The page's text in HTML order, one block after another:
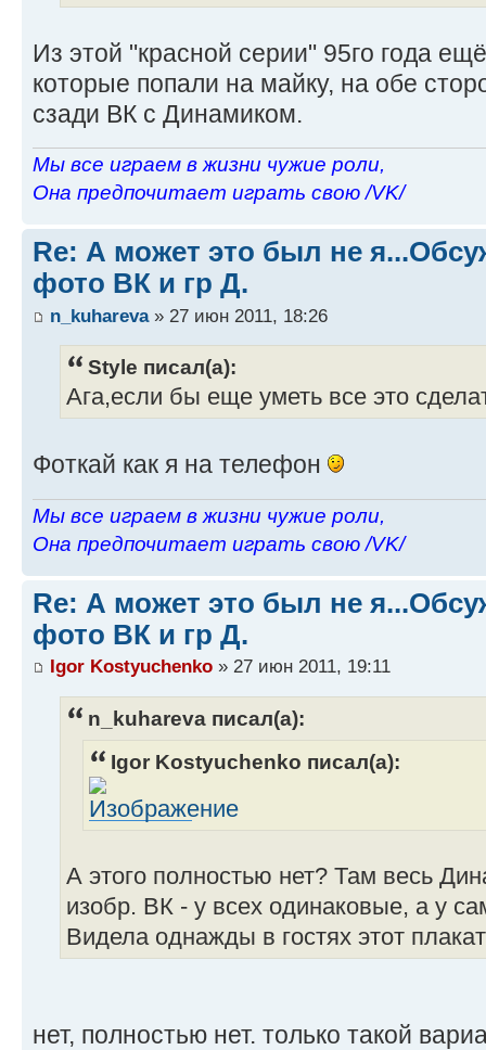
Из этой "красной серии" 95го года
которые попали на майку, на обе
сзади ВК с Динамиком.
Мы все играем в жизни чужие роли,
Она предпочитает играть свою /VK/
Re: А может это был не
фото ВК и гр Д.
n_kuhareva» 27 июн 2011, 18:26
Style писал(а):
Ага,если бы еще уметь все это
Фоткай как я на телефон
Мы все играем в жизни чужие роли,
Она предпочитает играть свою /VK/
Re: А может это был не
фото ВК и гр Д.
Igor Kostyuchenko » 27 июн 2011, 19:11
n_kuhareva писал(а):
Igor Kostyuchenko писал(а):
А этого полностью нет? Там весь
изобр. ВК - у всех одинаковые, а у
Видела однажды в гостях этот
нет, полностью нет. только такой